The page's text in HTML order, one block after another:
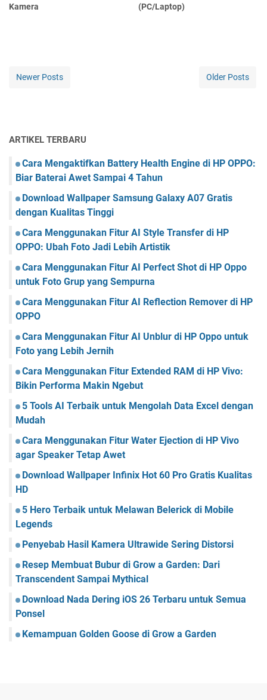
Kamera
(PC/Laptop)
Newer Posts Older Posts
ARTIKEL TERBARU
Cara Mengaktifkan Battery Health Engine di HP OPPO:
Biar Baterai Awet Sampai 4 Tahun
Download Wallpaper Samsung Galaxy A07 Gratis
dengan Kualitas Tinggi
Cara Menggunakan Fitur AI Style Transfer di HP
OPPO: Ubah Foto Jadi Lebih Artistik
Cara Menggunakan Fitur AI Perfect Shot di HP Oppo
untuk Foto Grup yang Sempurna
Cara Menggunakan Fitur AI Reflection Remover di HP
OPPO
Cara Menggunakan Fitur AI Unblur di HP Oppo untuk
Foto yang Lebih Jernih
Cara Menggunakan Fitur Extended RAM di HP Vivo:
Bikin Performa Makin Ngebut
5 Tools AI Terbaik untuk Mengolah Data Excel dengan
Mudah
Cara Menggunakan Fitur Water Ejection di HP Vivo
agar Speaker Tetap Awet
Download Wallpaper Infinix Hot 60 Pro Gratis Kualitas
HD
5 Hero Terbaik untuk Melawan Belerick di Mobile
Legends
Penyebab Hasil Kamera Ultrawide Sering Distorsi
Resep Membuat Bubur di Grow a Garden: Dari
Transcendent Sampai Mythical
Download Nada Dering iOS 26 Terbaru untuk Semua
Ponsel
Kemampuan Golden Goose di Grow a Garden